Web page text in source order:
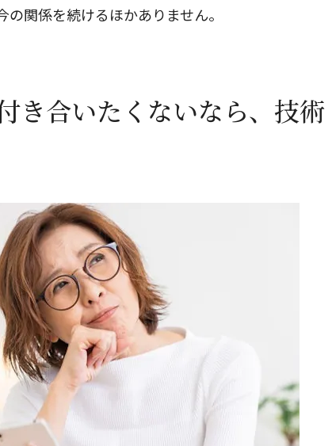
関係を続けるほかありません。
き合いたくないなら、技術